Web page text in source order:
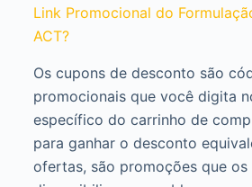
Link Promocional do
ACT?
Os cupons de desconto são
promocionais que você digita
específico do carrinho de
para ganhar o desconto
ofertas, são promoções que